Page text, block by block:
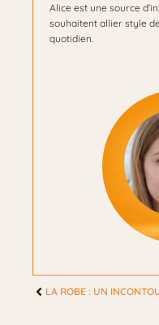
Alice est une source
souhaitent allier style
quotidien.